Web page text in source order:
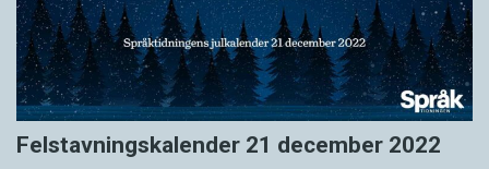
Felstavningskalender 21 december 2022